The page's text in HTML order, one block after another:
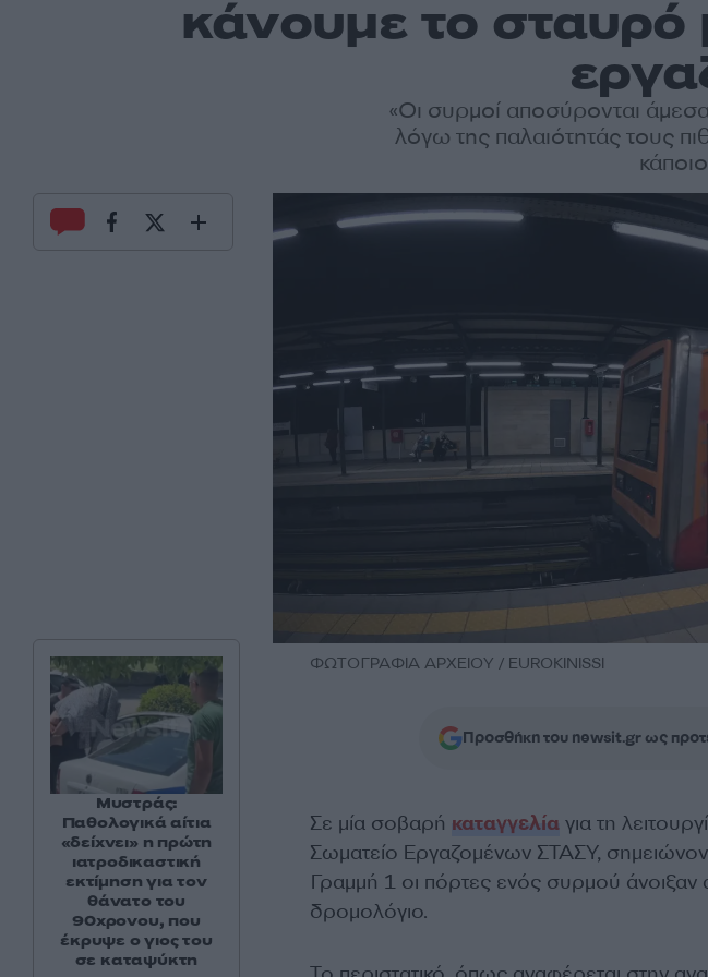
κάνουμε το σταυρό
«Οι συρμοί αποσύρονται άμεσα
λόγω της παλαιότητάς τους
ΦΩΤΟΓΡΑΦΙΑ ΑΡΧΕΙΟΥ / EUROKINISSI
Προσθήκη του newsit.gr ως
Σε μία σοβαρή καταγγελίαγια τη
Σωματείο Εργαζομένων ΣΤΑΣΥ,
Γραμμή 1 οι πόρτες ενός συρμού άνοιξαν
δρομολόγιο.
Μυστράς:
Παθολογικά αίτια
«δείχνει» η πρώτη
ιατροδικαστική
εκτίμηση για τον
θάνατο του
90χρονου, που
έκρυψε ο γιος του
σε καταψύκτη